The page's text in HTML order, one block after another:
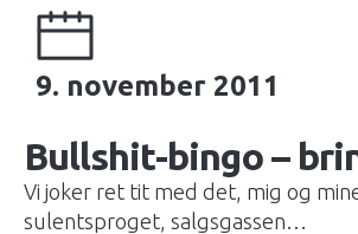
9. november 2011
Bullshit-bingo –
Vi joker ret tit med det, mig og
sulentsproget, sal­gs­gassen…